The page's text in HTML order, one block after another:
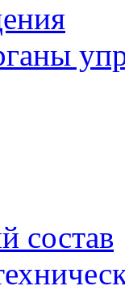
состав